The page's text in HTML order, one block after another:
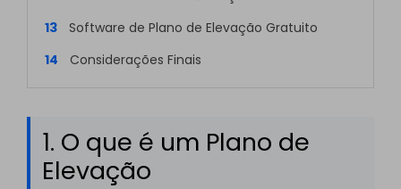
13
Software de Plano de Elevação Gratuito
14
Considerações Finais
1. O que é um Plano de
Elevação